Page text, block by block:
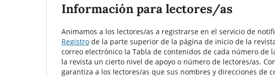
Información para lectores/as
Animamos a los lectores/as a registrarse en el servicio de
Registro de la parte superior de la página de inicio de la
correo electrónico la Tabla de contenidos de cada número
la revista un cierto nivel de apoyo o número de lectores/as.
garantiza a los lectores/as que sus nombres y direcciones de